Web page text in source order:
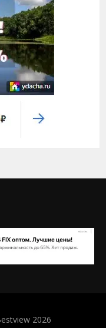
2026